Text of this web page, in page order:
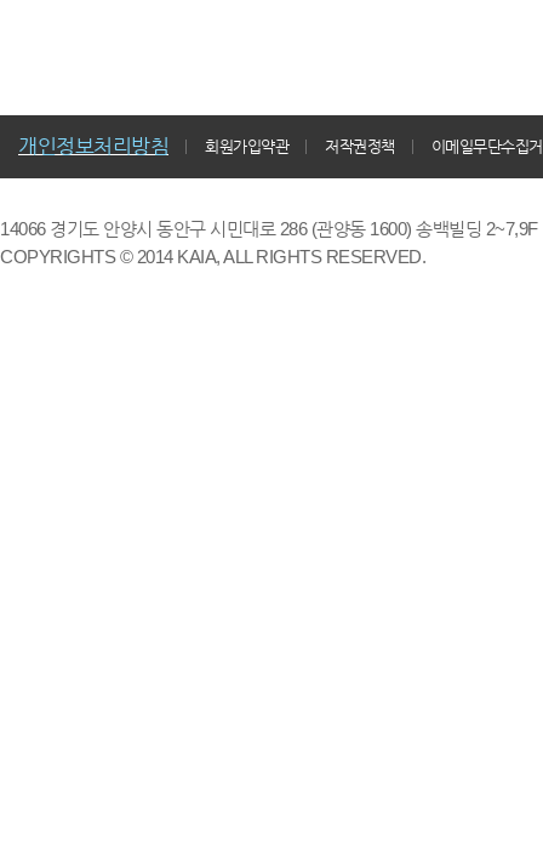
개인정보처리방침 회원가입약관 저작권정책 이메일무단수집
14066 경기도 안양시 동안구 시민대로 286 (관양동 1600) 송백빌딩
COPYRIGHTS © 2014 KAIA, ALL RIGHTS RESERVED.